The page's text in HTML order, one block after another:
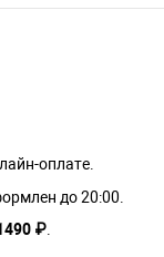
оплате.
до 20:00.
₽